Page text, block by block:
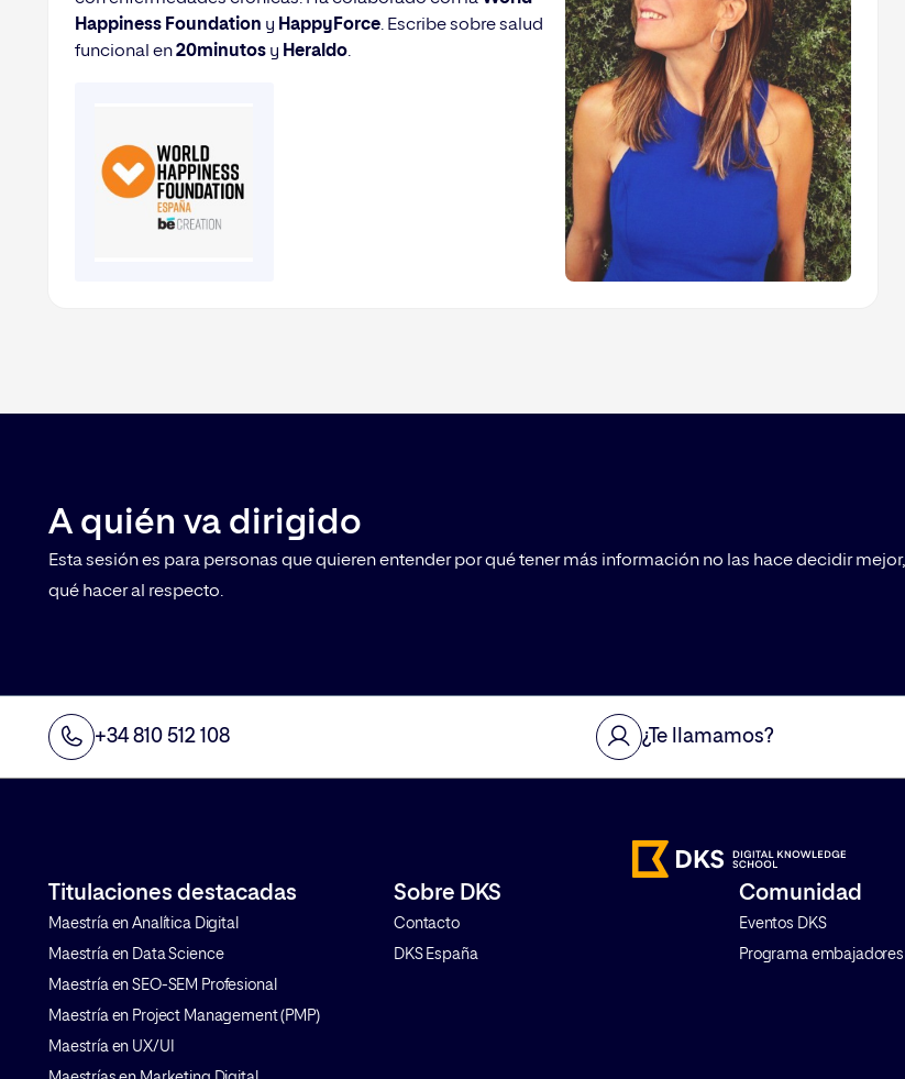
Happiness Foundation y HappyForce. Escribe sobre salud
funcional en20minutos y Heraldo.
A quién va dirigido
Esta sesión es para personas que quieren entender por qué tener más información no las hace decidir
qué hacer al respecto.
+34 810 512 108 ¿Te llamamos?
Titulaciones destacadas
Maestría en Analítica Digital
Maestría en Data Science
Maestría en SEO-SEM Profesional
Maestría en Project Management (PMP)
Maestría en UX/UI
Sobre DKS
Contacto
DKS España
Comunidad
Eventos DKS
Programa embajadores